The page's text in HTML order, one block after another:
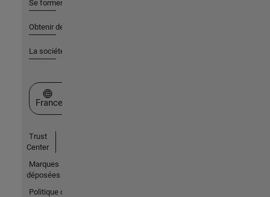
Se former
Obtenir de l'aide
La société
Sélectionner un site web
France
Trust
Center
Marques
déposées
Politique de